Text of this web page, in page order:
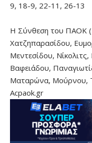
9, 18-9, 22-11, 26-13
Η Σύνθεση του ΠΑΟΚ
Χατζηπαρασίδου,
Μεντεσίδου,
Βαφειάδου,
Ματαρώνα, Μούρνου,
Acpaok.gr